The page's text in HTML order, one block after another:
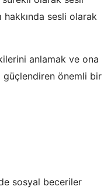
sesli olarak
anlamak ve ona
önemli bir
sosyal beceriler